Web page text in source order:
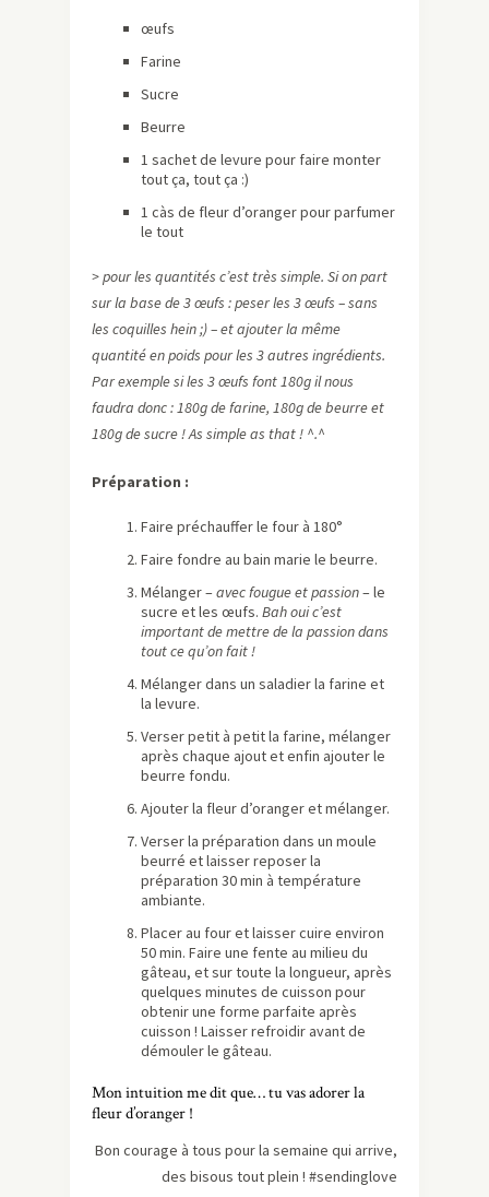
œufs
Farine
Sucre
Beurre
1 sachet de levure pour faire monter
tout ça, tout ça :)
1 càs de fleur d’oranger pour parfumer
le tout
> pour les quantités c’est très simple. Si on part
sur la base de 3 œufs : peser les 3 œufs – sans
les coquilles hein ;) – et ajouter la même
quantité en poids pour les 3 autres ingrédients.
Par exemple si les 3 œufs font 180g il nous
faudra donc : 180g de farine, 180g de beurre et
180g de sucre ! As simple as that ! ^.^
Préparation :
Faire préchauffer le four à 180°
Faire fondre au bain marie le beurre.
Mélanger –avec fougue et passion– le
sucre et les œufs. Bah oui c’est
important de mettre de la passion dans
tout ce qu’on fait !
Mélanger dans un saladier la farine et
la levure.
Verser petit à petit la farine, mélanger
après chaque ajout et enfin ajouter le
beurre fondu.
Ajouter la fleur d’oranger et mélanger.
Verser la préparation dans un moule
beurré et laisser reposer la
préparation 30 min à température
ambiante.
Placer au four et laisser cuire environ
50 min. Faire une fente au milieu du
gâteau, et sur toute la longueur, après
quelques minutes de cuisson pour
obtenir une forme parfaite après
cuisson ! Laisser refroidir avant de
démouler le gâteau.
Mon intuition me dit que… tu vas adorer la
fleur d’oranger !
Bon courage à tous pour la semaine qui arrive,
des bisous tout plein ! #sendinglove